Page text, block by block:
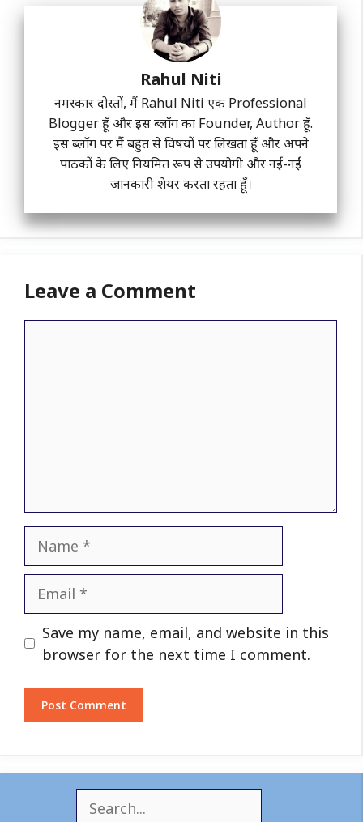
Rahul Niti
नमस्कार दोस्तों, मैं Rahul Niti एक Professional
Blogger हूँ और इस ब्लॉग का Founder, Author हूँ.
इस ब्लॉग पर मैं बहुत से विषयों पर लिखता हूँ और अपने
पाठकों के लिए नियमित रूप से उपयोगी और नईं-नईं
जानकारी शेयर करता रहता हूँ।
Leave a Comment
Name
Email
Website
Save my name, email, and website in this
browser for the next time I comment.